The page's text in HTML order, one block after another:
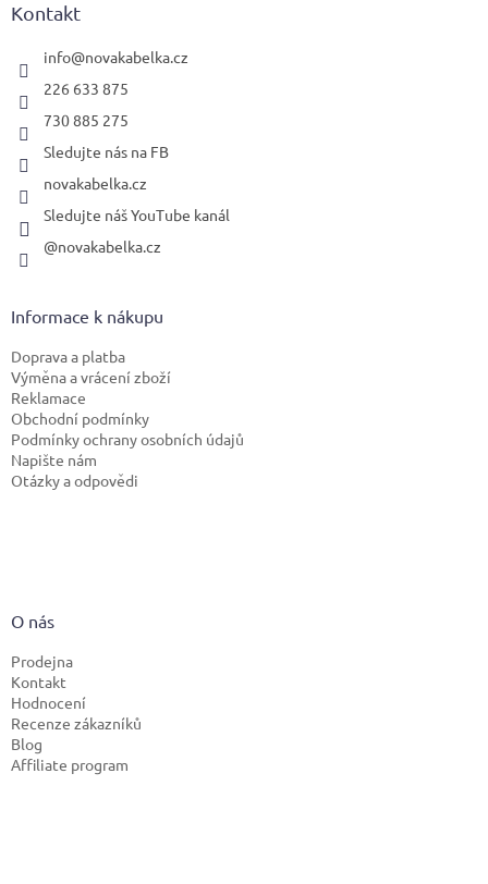
Kontakt
info@novakabelka.cz
226 633 875
730 885 275
Sledujte nás na FB
novakabelka.cz
Sledujte náš YouTube kanál
@novakabelka.cz
Informace k nákupu
Doprava a platba
Výměna a vrácení zboží
Reklamace
Obchodní podmínky
Podmínky ochrany osobních údajů
Napište nám
Otázky a odpovědi
O nás
Prodejna
Kontakt
Hodnocení
Recenze zákazníků
Blog
Affiliate program